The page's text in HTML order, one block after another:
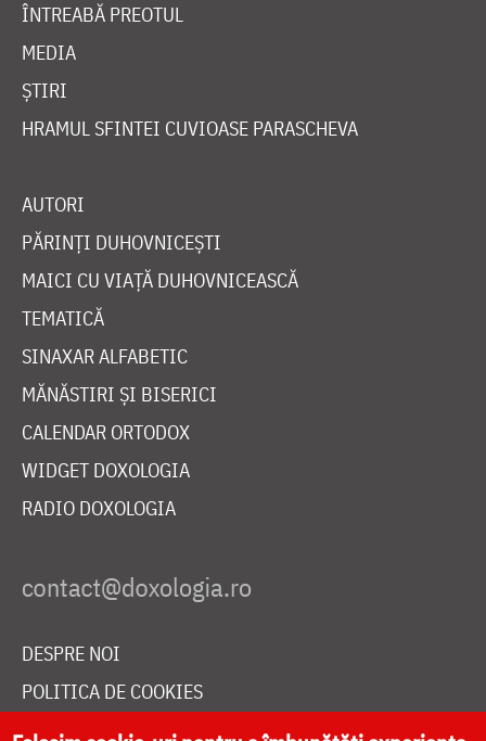
ÎNTREABĂ PREOTUL
MEDIA
ȘTIRI
HRAMUL SFINTEI CUVIOASE PARASCHEVA
AUTORI
PĂRINȚI DUHOVNICEȘTI
MAICI CU VIAȚĂ DUHOVNICEASCĂ
TEMATICĂ
SINAXAR ALFABETIC
MĂNĂSTIRI ȘI BISERICI
CALENDAR ORTODOX
WIDGET DOXOLOGIA
RADIO DOXOLOGIA
DESPRE NOI
POLITICA DE COOKIES
DONEAZĂ ONLINE PENTRU CATEDRALA NAȚIONALĂ